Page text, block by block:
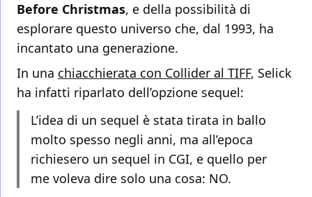
Before Christmas, e della possibilità di
esplorare questo universo che, dal 1993, ha
incantato una generazione.
In una chiacchierata con Collider al TIFF, Selick
ha infatti riparlato dell’opzione sequel:
L’idea di un sequel è stata tirata in ballo
molto spesso negli anni, ma all’epoca
richiesero un sequel in CGI, e quello per
me voleva dire solo una cosa: NO.